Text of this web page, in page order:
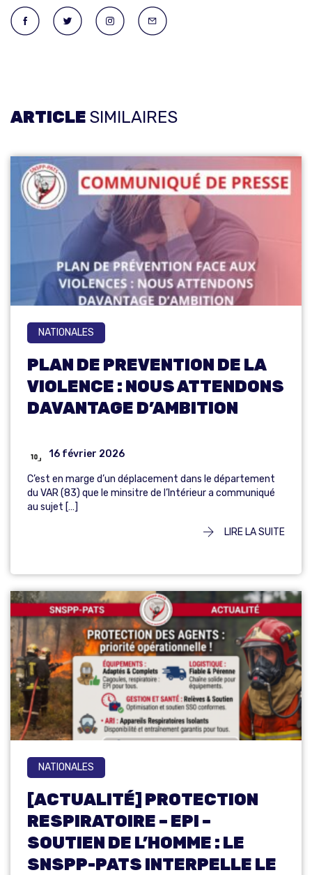
ARTICLE SIMILAIRES
NATIONALES
PLAN DE PREVENTION DE LA
VIOLENCE : NOUS ATTENDONS
DAVANTAGE D’AMBITION
16 février 2026
C’est en marge d’un déplacement dans le département
du VAR (83) que le minsitre de l’Intérieur a communiqué
au sujet […]
LIRE LA SUITE
NATIONALES
[ACTUALITÉ] PROTECTION
RESPIRATOIRE – EPI –
SOUTIEN DE L’HOMME : LE
SNSPP-PATS INTERPELLE LE